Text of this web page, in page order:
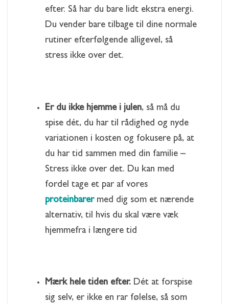
efter. Så har du bare lidt ekstra energi.
Du vender bare tilbage til dine normale
rutiner efterfølgende alligevel, så
stress ikke over det.
Er du ikke hjemme i julen, så må du
spise dét, du har til rådighed og nyde
variationen i kosten og fokusere på, at
du har tid sammen med din familie –
Stress ikke over det. Du kan med
fordel tage et par af vores
proteinbarermed dig som et nærende
alternativ, til hvis du skal være væk
hjemmefra i længere tid
Mærk hele tiden efter.Dét at forspise
sig selv, er ikke en rar følelse, så som